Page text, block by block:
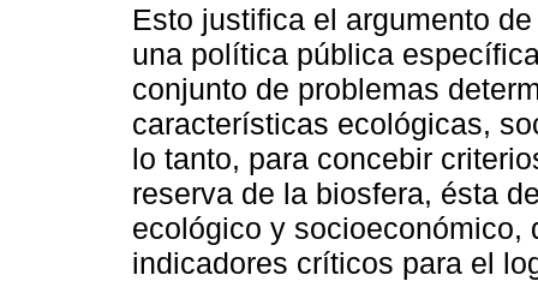
Esto justifica el argumento
una política pública
conjunto de problemas
características ecológicas,
lo tanto, para concebir
reserva de la biosfera, ésta
ecológico y socioeconómico,
indicadores críticos para el